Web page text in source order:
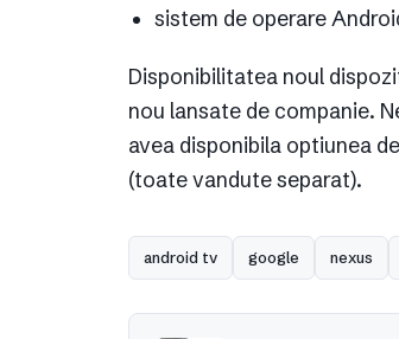
sistem de operare
Disponibilitatea noul
nou lansate de companie.
avea disponibila optiunea
(toate vandute separat).
android tv google nexus